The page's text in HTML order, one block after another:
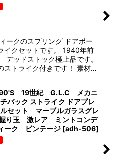
ークのスプリング ドアボー
イクセットです。 1940年前
デッドストック極上品です。
ストライク付きです！ 素材…
19世紀 G.L.C メカニ
バック ストライク ドアプレ
セット マーブルガラスグレ
り玉 激レア ミントコンデ
ーク ビンテージ [adh-506]